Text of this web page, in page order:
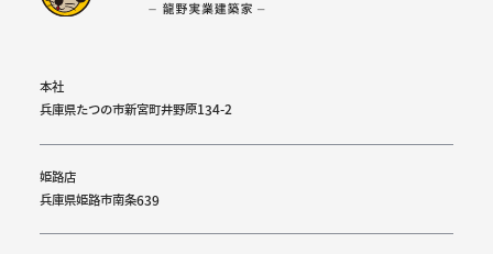
本社
兵庫県たつの市新宮町井野原134-2
姫路店
兵庫県姫路市南条639